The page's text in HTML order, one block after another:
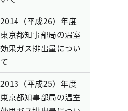
2014（平成26）年度
東京都知事部局の温室
効果ガス排出量につい
て
2013（平成25）年度
東京都知事部局の温室